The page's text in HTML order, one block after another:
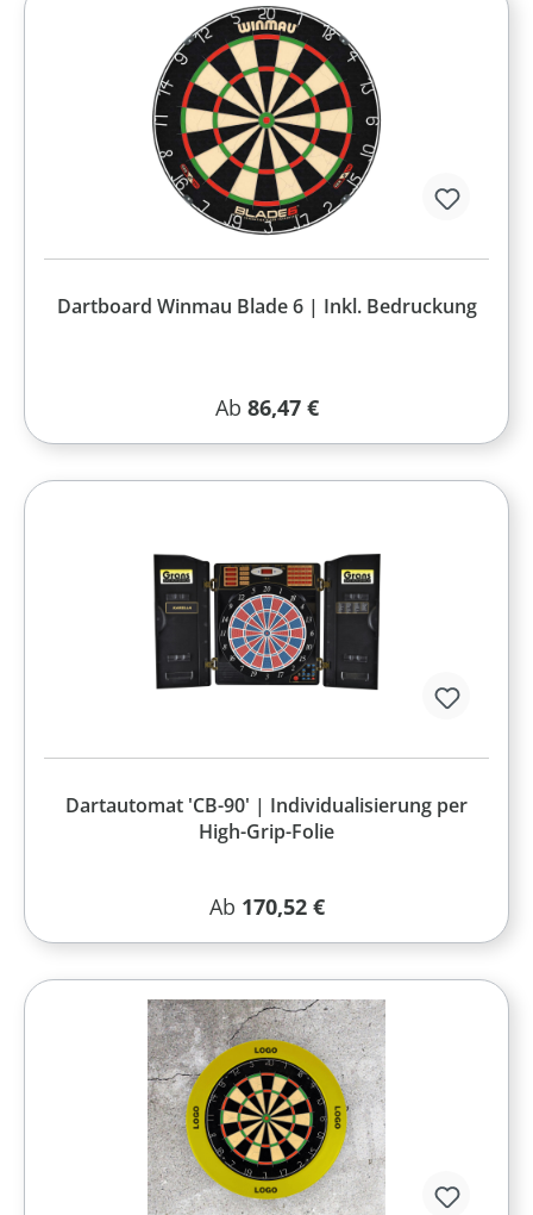
Dartboard Winmau Blade 6 | Inkl. Bedruckung
Regulärer Preis:
Ab 86,47 €
Dartautomat 'CB-90' | Individualisierung per
High-Grip-Folie
Regulärer Preis:
Ab 170,52 €